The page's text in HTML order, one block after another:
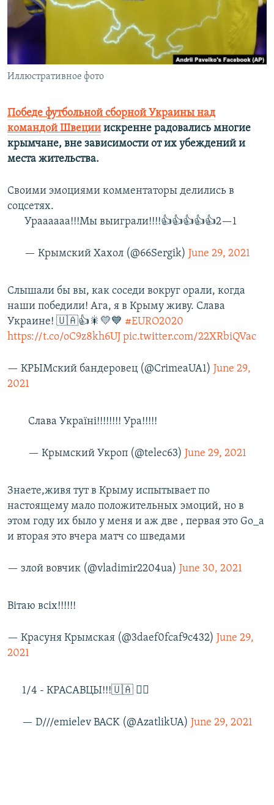
ПОБЕДИТЕЛЕЙ НЕ СУДЯТ?
КРЫМ.НЕПОКОРЕННЫЙ
УКРАИНСКАЯ ПРОБЛЕМА КРЫМА
ПРИСОЕДИНЯЙТЕСЬ!
Иллюстративное фото
Победе футбольной сборной Украины над
командой Швеции искренне радовались многие
крымчане, вне зависимости от их убеждений и
места жительства.
Своими эмоциями комментаторы делились в
соцсетях.
Ураааааа!!!Мы выиграли!!!!👍👍👍👍👍2—1
— Крымский Хахол (@66Sergik) June 29, 2021
Слышали бы вы, как соседи вокруг орали, когда
наши победили! Ага, я в Крыму живу. Слава
Украине! 🇺🇦👍🎇💛💙 #EURO2020
https://t.co/oC9z8kh6UJ pic.twitter.com/22XRbiQVac
— КРЫМский бандеровец (@CrimeaUA1) June 29,
2021
Слава Україні!!!!!!!! Ура!!!!!
— Крымский Укроп (@telec63) June 29, 2021
Знаете,живя тут в Крыму испытывает по
настоящему мало положительных эмоций, но в
этом году их было у меня и аж две , первая это Go_a
и вторая это вчера матч со шведами
— злой вовчик (@vladimir2204ua) June 30, 2021
Вітаю всіх!!!!!!
— Красуня Крымская (@3daef0fcaf9c432) June 29,
2021
1/4 - КРАСАВЦЫ!!!🇺🇦 ✌🏻
— D///emielev BACK (@AzatlikUA) June 29, 2021